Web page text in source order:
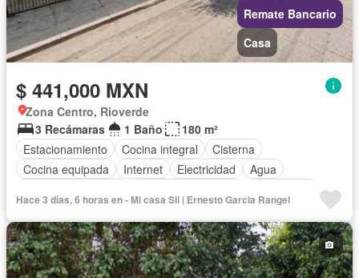
Remate Bancario
Casa
$ 441,000 MXN
Zona Centro, Rioverde
3 Recámaras
1 Baño
180 m²
Estacionamiento
Cocina integral
Cisterna
Cocina equipada
Internet Electricidad
Agua
Recámara con closet
Wifi
Permite niños
Permite mascotas
Parcialmente amueblado
Hace 3 días, 6 horas en - Mi casa Sii | Ernesto Garcia Rangel